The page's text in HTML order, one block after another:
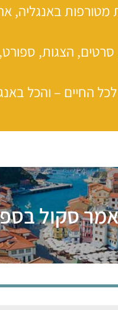
מטורפות באנגליה,
סרטים, הצגות, ספורט,
החיים – והכל
סקול